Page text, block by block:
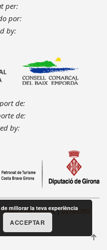
per:
por:
by:
de:
de:
by:
Política de cookies|by NEORG
millorar la teva experiència
ACCEPTAR